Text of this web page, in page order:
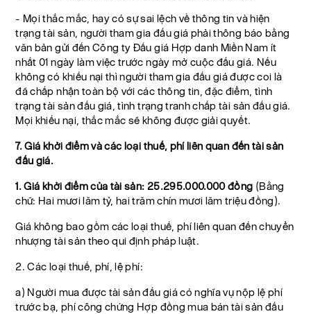
- Mọi thắc mắc, hay có sự sai lệch về thông tin và hiện
trạng tài sản, người tham gia đấu giá phải thông báo bằng
văn bản gửi đến Công ty Đấu giá Hợp danh Miền Nam ít
nhất 01 ngày làm việc trước ngày mở cuộc đấu giá. Nếu
không có khiếu nại thì người tham gia đấu giá được coi là
đã chấp nhận toàn bộ với các thông tin, đặc điểm, tình
trạng tài sản đấu giá, tình trạng tranh chấp tài sản đấu giá.
Mọi khiếu nại, thắc mắc sẽ không được giải quyết.
7. Giá khởi điểm và các loại thuế, phí liên quan đến tài sản
đấu giá.
1. Giá khởi điểm của tài sản: 25.295.000.000 đồng (Bằng
chữ: Hai mươi lăm tỷ, hai trăm chín mươi lăm triệu đồng).
Giá không bao gồm các loại thuế, phí liên quan đến chuyển
nhượng tài sản theo qui định pháp luật.
2. Các loại thuế, phí, lệ phí:
a) Người mua được tài sản đấu giá có nghĩa vụ nộp lệ phí
trước bạ, phí công chứng Hợp đồng mua bán tài sản đấu